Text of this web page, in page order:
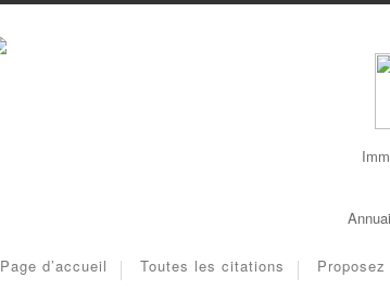
Page d’accueil Toutes les citations